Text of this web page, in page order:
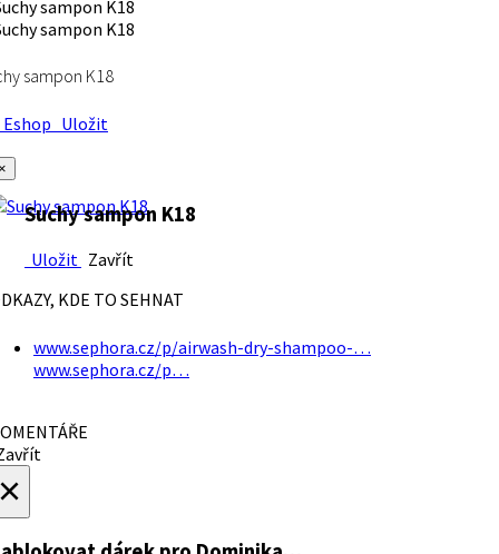
sampon K18
Uložit
Suchy sampon K18
Uložit Zavřít
KDE TO SEHNAT
www.sephora.cz/p/airwash-dry-shampoo-…
www.sephora.cz/p…